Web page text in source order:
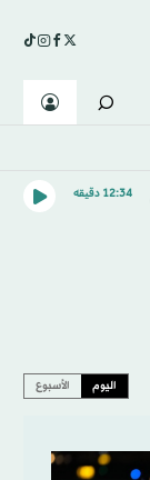
12:34 دقيقه
اليوم الأسبوع